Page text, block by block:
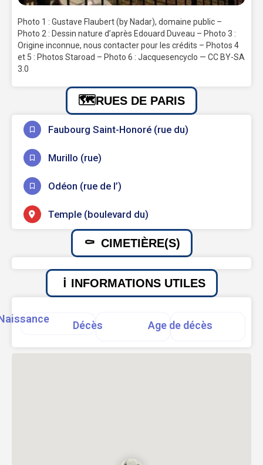
Photo 1 : Gustave Flaubert (by Nadar), domaine public –
Photo 2 : Dessin nature d’après Edouard Duveau – Photo 3 :
Origine inconnue, nous contacter pour les crédits – Photos 4
et 5 : Photos Staroad – Photo 6 : Jacquesencyclo — CC BY-SA
3.0
RUES DE PARIS
Faubourg Saint-Honoré (rue du)
Murillo (rue)
Odéon (rue de l’)
Temple (boulevard du)
CIMETIÈRE(S)
INFORMATIONS UTILES
Décès Age de décès